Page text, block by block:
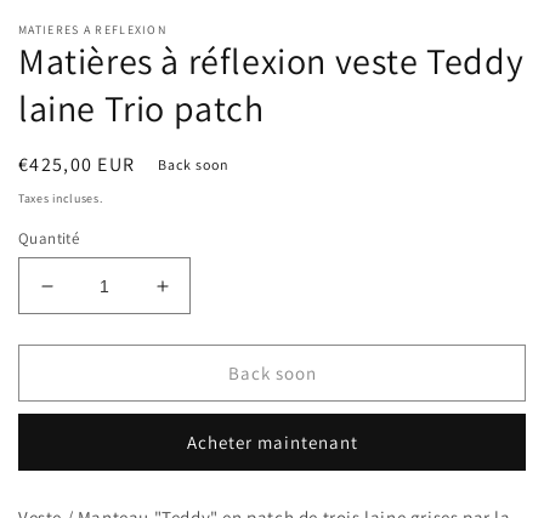
une
fenêtre
modale
MATIERES A REFLEXION
Matières à réflexion veste Teddy
laine Trio patch
Prix
habituel
€425,00 EUR Back soon
Taxes incluses.
Quantité
Réduire
la
quantité
Matières
veste
Augmenter
la
quantité
Matières
réflexion
veste
Back soon
Acheter maintenant